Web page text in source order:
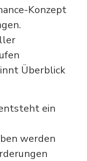
Konzept
Überblick
ein
werden